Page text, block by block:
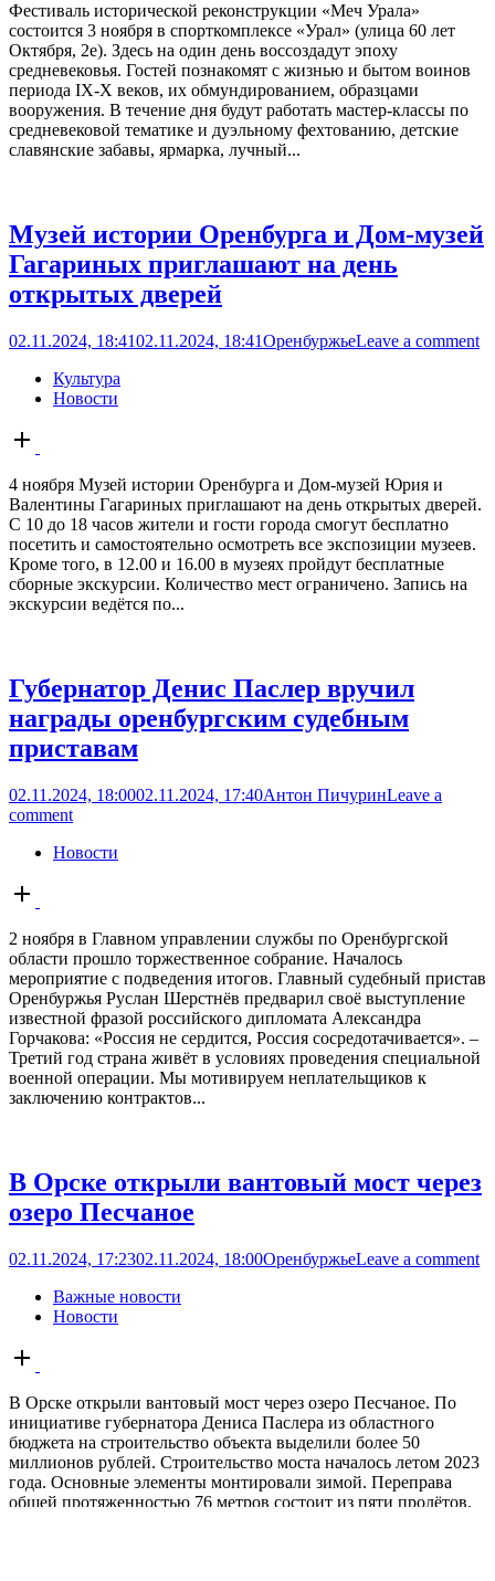
Фестиваль исторической реконструкции «Меч Урала»
состоится 3 ноября в спорткомплексе «Урал» (улица 60 лет
Октября, 2е). Здесь на один день воссоздадут эпоху
средневековья. Гостей познакомят с жизнью и бытом воинов
периода IX-X веков, их обмундированием, образцами
вооружения. В течение дня будут работать мастер-классы по
средневековой тематике и дуэльному фехтованию, детские
славянские забавы, ярмарка, лучный...
Музей истории Оренбурга и Дом-музей
Гагариных приглашают на день
открытых дверей
02.11.2024, 18:4102.11.2024, 18:41ОренбуржьеLeave a comment
Культура
Новости
Open
post
4 ноября Музей истории Оренбурга и Дом-музей Юрия и
Валентины Гагариных приглашают на день открытых дверей.
С 10 до 18 часов жители и гости города смогут бесплатно
посетить и самостоятельно осмотреть все экспозиции музеев.
Кроме того, в 12.00 и 16.00 в музеях пройдут бесплатные
сборные экскурсии. Количество мест ограничено. Запись на
экскурсии ведётся по...
Губернатор Денис Паслер вручил
награды оренбургским судебным
приставам
02.11.2024, 18:0002.11.2024, 17:40Антон ПичуринLeave a
comment
Новости
Open
post
2 ноября в Главном управлении службы по Оренбургской
области прошло торжественное собрание. Началось
мероприятие с подведения итогов. Главный судебный пристав
Оренбуржья Руслан Шерстнёв предварил своё выступление
известной фразой российского дипломата Александра
Горчакова: «Россия не сердится, Россия сосредотачивается». –
Третий год страна живёт в условиях проведения специальной
военной операции. Мы мотивируем неплательщиков к
заключению контрактов...
В Орске открыли вантовый мост через
озеро Песчаное
02.11.2024, 17:2302.11.2024, 18:00ОренбуржьеLeave a comment
Важные новости
Новости
Open
post
В Орске открыли вантовый мост через озеро Песчаное. По
инициативе губернатора Дениса Паслера из областного
бюджета на строительство объекта выделили более 50
миллионов рублей. Строительство моста началось летом 2023
года. Основные элементы монтировали зимой. Переправа
общей протяженностью 76 метров состоит из пяти пролётов,